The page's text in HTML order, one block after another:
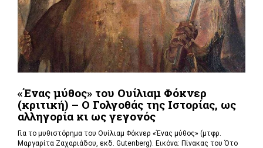
«Ένας μύθος» του Ουίλιαμ Φόκνερ
(κριτική) – Ο Γολγοθάς της Ιστορίας, ως
αλληγορία κι ως γεγονός
Για το μυθιστόρημα του Ουίλιαμ Φόκνερ «Ένας μύθος» (μτφρ.
Μαργαρίτα Ζαχαριάδου, εκδ. Gutenberg). Εικόνα: Πίνακας του Ότο